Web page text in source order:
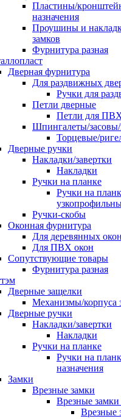
Пластины/
назначения
Проушины и
замков
Фурнитура разная
Дверная фурнитура
Для раздвижных
Ручки для
Петли дверные
Петли для
Шпингалеты/
Торцевые/
Дверные ручки
Накладки/завертки
Накладки
Ручки на планке
Ручки на
Ручки-скобы
Оконная фурнитура
Для деревянных окон
Для ПВХ окон
Сопутствующие товары
Фурнитура разная
Дверные защелки
Механизмы/корпуса
Дверные ручки
Накладки/завертки
Накладки
Ручки на планке
Ручки на
назначения
Замки
Врезные замки
Врезные замки
Врезные